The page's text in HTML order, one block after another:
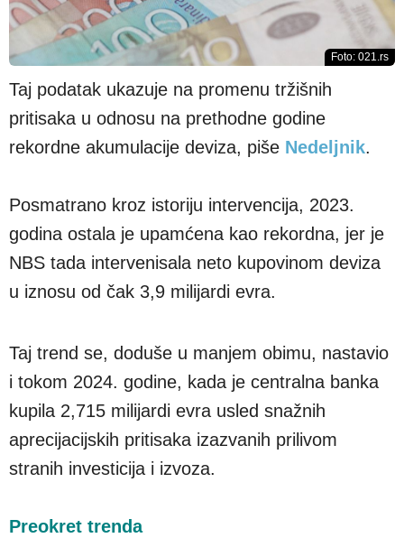
Foto: 021.rs
Taj podatak ukazuje na promenu tržišnih
pritisaka u odnosu na prethodne godine
rekordne akumulacije deviza, piše Nedeljnik.
Posmatrano kroz istoriju intervencija, 2023.
godina ostala je upamćena kao rekordna, jer je
NBS tada intervenisala neto kupovinom deviza
u iznosu od čak 3,9 milijardi evra.
Taj trend se, doduše u manjem obimu, nastavio
i tokom 2024. godine, kada je centralna banka
kupila 2,715 milijardi evra usled snažnih
aprecijacijskih pritisaka izazvanih prilivom
stranih investicija i izvoza.
Preokret trenda